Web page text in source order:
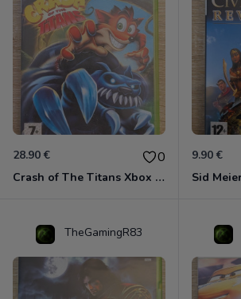
28.90 € 0
Crash of The Titans Xbox 360
9.90 €
TheGamingR83